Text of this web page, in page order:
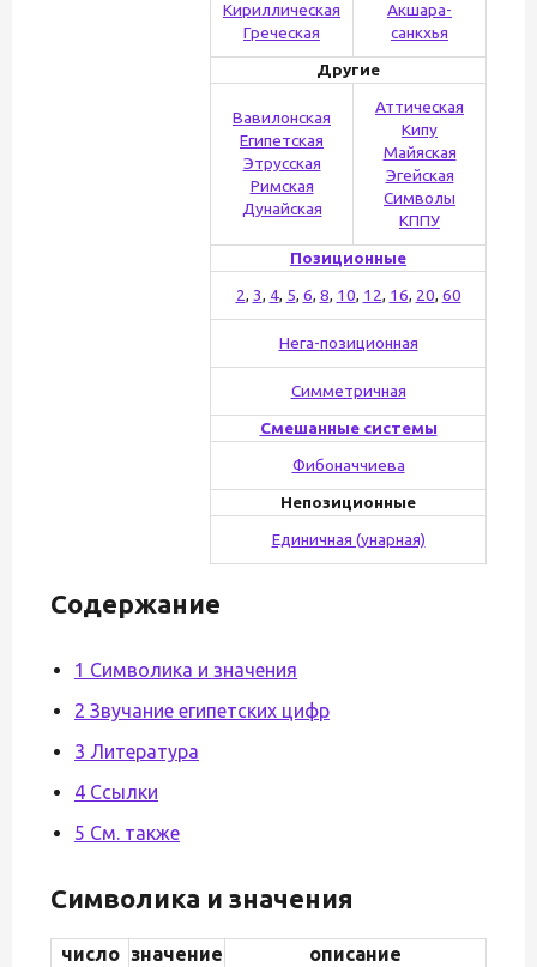
Кириллическая
Греческая
Акшара-
санкхья
Другие
Вавилонская
Египетская
Этрусская
Римская
Дунайская
Аттическая
Кипу
Майяская
Эгейская
Символы
КППУ
Позиционные
2, 3, 4, 5, 6, 8, 10, 12, 16, 20, 60
Нега-позиционная
Симметричная
Смешанные системы
Фибоначчиева
Непозиционные
Единичная (унарная)
Содержание
1 Символика и значения
2 Звучание египетских цифр
3 Литература
4 Ссылки
5 См. также
Символика и значения
число значение описание